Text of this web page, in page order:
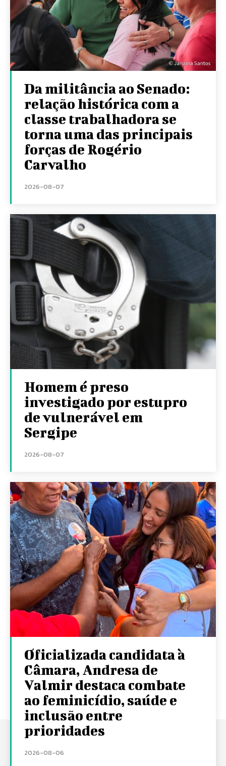
Da militância ao Senado:
relação histórica com a
classe trabalhadora se
torna uma das principais
forças de Rogério
Carvalho
2026-08-07
Homem é preso
investigado por estupro
de vulnerável em
Sergipe
2026-08-07
Oficializada candidata à
Câmara, Andresa de
Valmir destaca combate
ao feminicídio, saúde e
inclusão entre
prioridades
2026-08-06